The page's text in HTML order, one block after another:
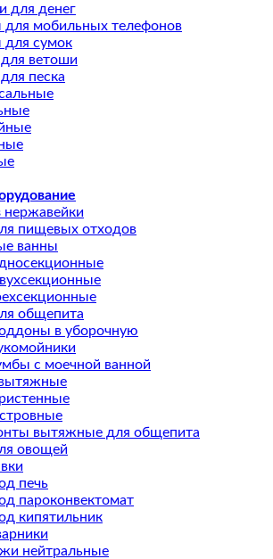
для денег
мобильных телефонов
сумок
ветоши
песка
нержавейки
пищевых отходов
ванны
общепита
в уборочную
с моечной ванной
вытяжные для общепита
овощей
печь
пароконвектомат
кипятильник
нейтральные